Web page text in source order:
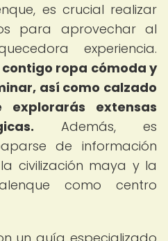
es crucial realizar
para aprovechar al
experiencia.
ropa cómoda y
así como calzado
extensas
Además, es
de información
civilización maya y la
como centro